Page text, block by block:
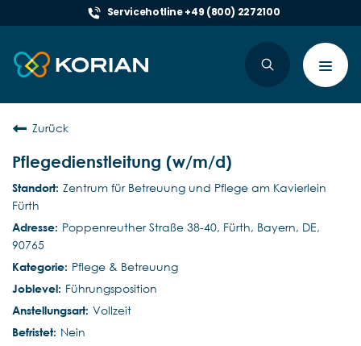
Servicehotline +49 (800) 2272100
Zurück
Pflegedienstleitung (w/m/d)
Zentrum für Betreuung und Pflege am Kavierlein
Fürth
Poppenreuther Straße 38-40, Fürth, Bayern, DE,
90765
Pflege & Betreuung
Führungsposition
Vollzeit
Nein